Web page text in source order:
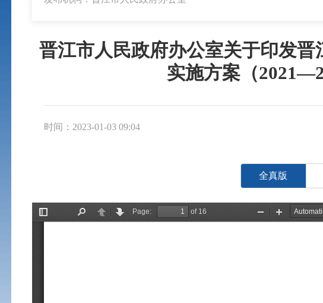
晋江市人民政府办公室关于印发
实施方案（
时间：2023-01-03 09:04
全真版